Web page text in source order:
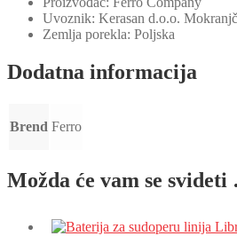
Uvoznik: Kerasan d.o.o.
Zemlja porekla: Poljska
Dodatna informacija
Brend Ferro
Možda će vam se